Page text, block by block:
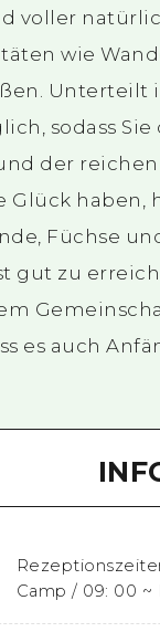
voller
wie
Unterteilt
sodass
der
Glück haben,
Füchse
gut zu
es auch
Camp / 09: 00 ~